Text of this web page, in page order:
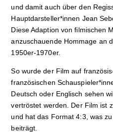
und damit auch über den
Hauptdarsteller*innen Jean
Diese Adaption von filmischen
anzuschauende Hommage an
1950er-1970er.
So wurde der Film auf
französischen
Deutsch oder Englisch sehen
vertröstet werden. Der Film ist
und hat das Format 4:3, was
beiträgt.